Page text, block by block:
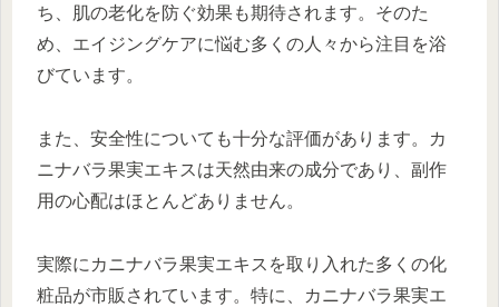
ち、肌の老化を防ぐ効果も期待されます。そのた
め、エイジングケアに悩む多くの人々から注目を浴
びています。
また、安全性についても十分な評価があります。カ
ニナバラ果実エキスは天然由来の成分であり、副作
用の心配はほとんどありません。
実際にカニナバラ果実エキスを取り入れた多くの化
粧品が市販されています。特に、カニナバラ果実エ